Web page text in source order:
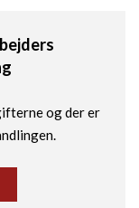
og der er